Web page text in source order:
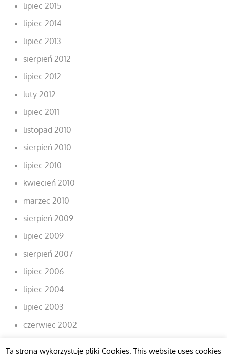
lipiec 2015
lipiec 2014
lipiec 2013
sierpień 2012
lipiec 2012
luty 2012
lipiec 2011
listopad 2010
sierpień 2010
lipiec 2010
kwiecień 2010
marzec 2010
sierpień 2009
lipiec 2009
sierpień 2007
lipiec 2006
lipiec 2004
lipiec 2003
czerwiec 2002
Ta strona wykorzystuje pliki Cookies. This website uses cookies